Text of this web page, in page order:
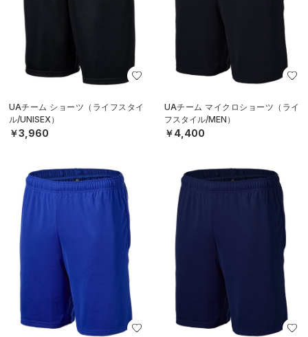
UAチーム ショーツ（ライフスタイ
ル/UNISEX）
￥3,960
UAチーム マイクロショーツ（ライ
フスタイル/MEN）
￥4,400